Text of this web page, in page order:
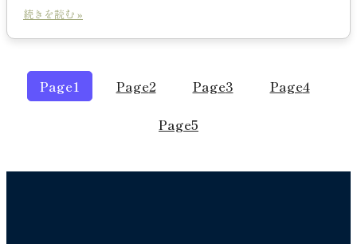
続きを読む »
Page1 Page2 Page3 Page4
Page5